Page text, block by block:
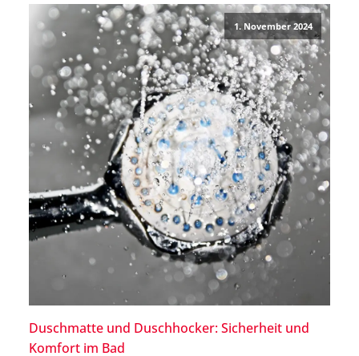
die Barrierefreiheit vor Ort informieren, wenn Du eine
Mobilitätshilfe nutzt. […]
1. November 2024
Duschmatte und Duschhocker: Sicherheit und
Komfort im Bad